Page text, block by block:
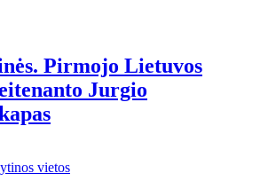
Pirmojo Lietuvos
Jurgio
vietos